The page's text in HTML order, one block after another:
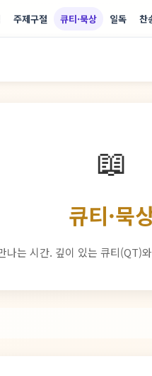
주제구절 큐티·묵상 일독 찬
📖
큐티·묵
나는 시간. 깊이 있는 큐티(QT)